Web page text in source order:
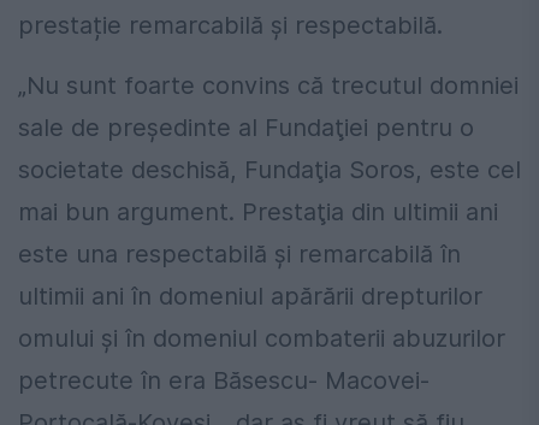
prestație remarcabilă și respectabilă.
„Nu sunt foarte convins că trecutul domniei
sale de preşedinte al Fundaţiei pentru o
societate deschisă, Fundaţia Soros, este cel
mai bun argument. Prestaţia din ultimii ani
este una respectabilă şi remarcabilă în
ultimii ani în domeniul apărării drepturilor
omului şi în domeniul combaterii abuzurilor
petrecute în era Băsescu- Macovei-